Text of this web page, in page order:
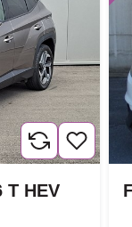
T HEV